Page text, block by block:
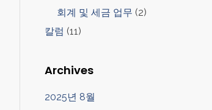
회계 및 세금 업무 (2)
칼럼 (11)
Archives
2025년 8월